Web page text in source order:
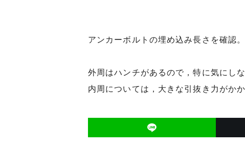
アンカーボルトの埋め込み長さを確認。
外周はハンチがあるので，特に気にし
内周については，大きな引抜き力がか